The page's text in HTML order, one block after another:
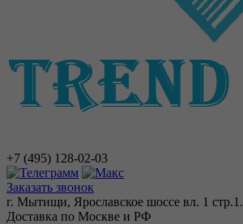
+7 (495) 128-02-03
Заказать звонок
г. Мытищи, Ярославское шоссе вл. 1 стр.1.
Доставка по Москве и РФ